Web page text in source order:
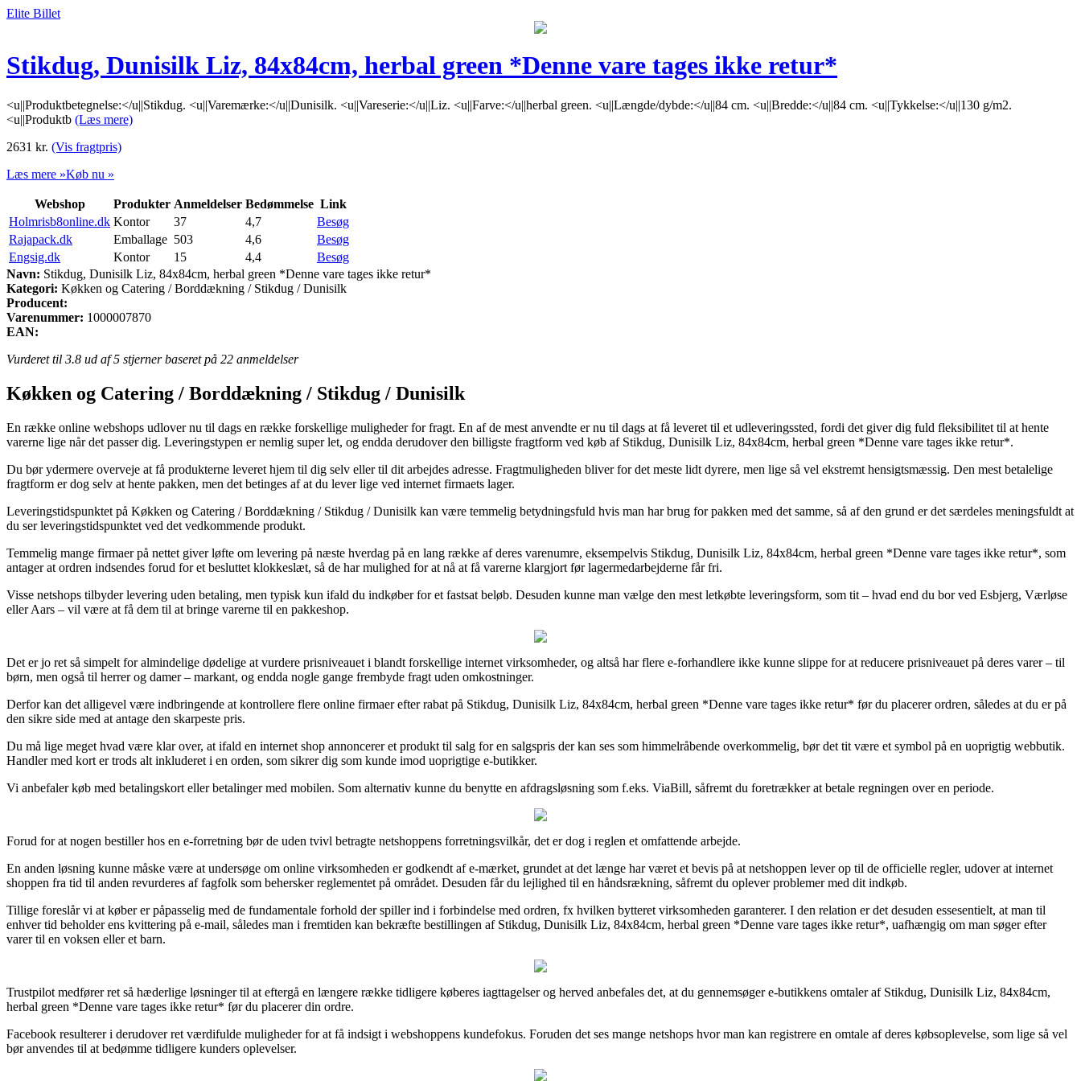
Elite Billet
Stikdug, Dunisilk Liz, 84x84cm, herbal green *Denne vare tages ikke retur*
<u||Produktbetegnelse:</u||Stikdug. <u||Varemærke:</u||Dunisilk. <u||Vareserie:</u||Liz. <u||Farve:</u||herbal green. <u||Længde/dybde:</u||84 cm. <u||Bredde:</u||84 cm. <u||Tykkelse:</u||130 g/m2.
<u||Produktb (Læs mere)
2631 kr. (Vis fragtpris)
Læs mere »Køb nu »
Webshop Produkter Anmeldelser Bedømmelse Link
Holmrisb8online.dk Kontor 37 4,7
Besøg
Rajapack.dk
Emballage 503 4,6
Besøg
Engsig.dk
Kontor 15 4,4
Besøg
Navn: Stikdug, Dunisilk Liz, 84x84cm, herbal green *Denne vare tages ikke retur*
Kategori: Køkken og Catering / Borddækning / Stikdug / Dunisilk
Producent:
Varenummer: 1000007870
EAN:
Vurderet til 3.8 ud af 5 stjerner baseret på 22 anmeldelser
Køkken og Catering / Borddækning / Stikdug / Dunisilk
En række online webshops udlover nu til dags en række forskellige muligheder for fragt. En af de mest anvendte er nu til dags at få leveret til et udleveringssted, fordi det giver dig fuld fleksibilitet til at hente
varerne lige når det passer dig. Leveringstypen er nemlig super let, og endda derudover den billigste fragtform ved køb af Stikdug, Dunisilk Liz, 84x84cm, herbal green *Denne vare tages ikke retur*.
Du bør ydermere overveje at få produkterne leveret hjem til dig selv eller til dit arbejdes adresse. Fragtmuligheden bliver for det meste lidt dyrere, men lige så vel ekstremt hensigtsmæssig. Den mest betalelige
fragtform er dog selv at hente pakken, men det betinges af at du lever lige ved internet firmaets lager.
Leveringstidspunktet på Køkken og Catering / Borddækning / Stikdug / Dunisilk kan være temmelig betydningsfuld hvis man har brug for pakken med det samme, så af den grund er det særdeles meningsfuldt at
du ser leveringstidspunktet ved det vedkommende produkt.
Temmelig mange firmaer på nettet giver løfte om levering på næste hverdag på en lang række af deres varenumre, eksempelvis Stikdug, Dunisilk Liz, 84x84cm, herbal green *Denne vare tages ikke retur*, som
antager at ordren indsendes forud for et besluttet klokkeslæt, så de har mulighed for at nå at få varerne klargjort før lagermedarbejderne får fri.
Visse netshops tilbyder levering uden betaling, men typisk kun ifald du indkøber for et fastsat beløb. Desuden kunne man vælge den mest letkøbte leveringsform, som tit – hvad end du bor ved Esbjerg, Værløse
eller Aars – vil være at få dem til at bringe varerne til en pakkeshop.
Det er jo ret så simpelt for almindelige dødelige at vurdere prisniveauet i blandt forskellige internet virksomheder, og altså har flere e-forhandlere ikke kunne slippe for at reducere prisniveauet på deres varer – til
børn, men også til herrer og damer – markant, og endda nogle gange frembyde fragt uden omkostninger.
Derfor kan det alligevel være indbringende at kontrollere flere online firmaer efter rabat på Stikdug, Dunisilk Liz, 84x84cm, herbal green *Denne vare tages ikke retur* før du placerer ordren, således at du er på
den sikre side med at antage den skarpeste pris.
Du må lige meget hvad være klar over, at ifald en internet shop annoncerer et produkt til salg for en salgspris der kan ses som himmelråbende overkommelig, bør det tit være et symbol på en uoprigtig webbutik.
Handler med kort er trods alt inkluderet i en orden, som sikrer dig som kunde imod uoprigtige e-butikker.
Vi anbefaler køb med betalingskort eller betalinger med mobilen. Som alternativ kunne du benytte en afdragsløsning som f.eks. ViaBill, såfremt du foretrækker at betale regningen over en periode.
Forud for at nogen bestiller hos en e-forretning bør de uden tvivl betragte netshoppens forretningsvilkår, det er dog i reglen et omfattende arbejde.
En anden løsning kunne måske være at undersøge om online virksomheden er godkendt af e-mærket, grundet at det længe har været et bevis på at netshoppen lever op til de officielle regler, udover at internet
shoppen fra tid til anden revurderes af fagfolk som behersker reglementet på området. Desuden får du lejlighed til en håndsrækning, såfremt du oplever problemer med dit indkøb.
Tillige foreslår vi at køber er påpasselig med de fundamentale forhold der spiller ind i forbindelse med ordren, fx hvilken bytteret virksomheden garanterer. I den relation er det desuden essesentielt, at man til
enhver tid beholder ens kvittering på e-mail, således man i fremtiden kan bekræfte bestillingen af Stikdug, Dunisilk Liz, 84x84cm, herbal green *Denne vare tages ikke retur*, uafhængig om man søger efter
varer til en voksen eller et barn.
Trustpilot medfører ret så hæderlige løsninger til at eftergå en længere række tidligere køberes iagttagelser og herved anbefales det, at du gennemsøger e-butikkens omtaler af Stikdug, Dunisilk Liz, 84x84cm,
herbal green *Denne vare tages ikke retur* før du placerer din ordre.
Facebook resulterer i derudover ret værdifulde muligheder for at få indsigt i webshoppens kundefokus. Foruden det ses mange netshops hvor man kan registrere en omtale af deres købsoplevelse, som lige så vel
bør anvendes til at bedømme tidligere kunders oplevelser.